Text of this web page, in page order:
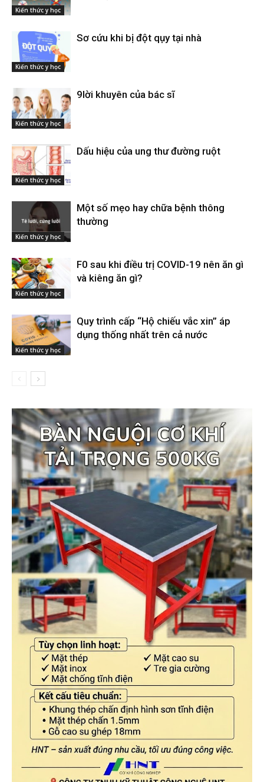
Kiến thức y học
Kiến thức y học
Sơ cứu khi bị đột qụy tại nhà
Kiến thức y học
9lời khuyên của bác sĩ
Kiến thức y học
Dấu hiệu của ung thư đường ruột
Kiến thức y học
Một số mẹo hay chữa bệnh thông
thường
Kiến thức y học
F0 sau khi điều trị COVID-19 nên ăn gì
và kiêng ăn gì?
Kiến thức y học
Quy trình cấp “Hộ chiếu vắc xin” áp
dụng thống nhất trên cả nước